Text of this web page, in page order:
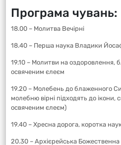
Програма чувань:
18.00 – Молитва Вечірні
18.40 – Перша наука Владики
19.10 – Молитви на оздоровлення,
освяченим єлеєм
19.20 – Молебень до блаженного
молебню вірні підходять до
освяченим єлеєм)
19.40 – Хресна дорога, коротка
20.30 – Архієрейська Божественна